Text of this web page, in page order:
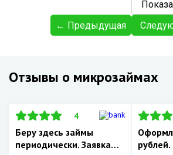
← Предыдущая
Отзывы о микрозаймах
4
Беру здесь займы
периодически. Заявка…